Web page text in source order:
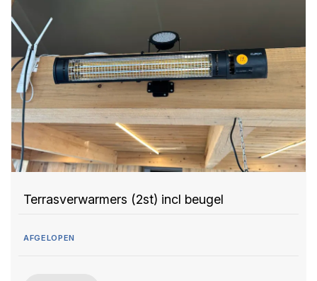
Terrasverwarmers (2st) incl beugel
AFGELOPEN